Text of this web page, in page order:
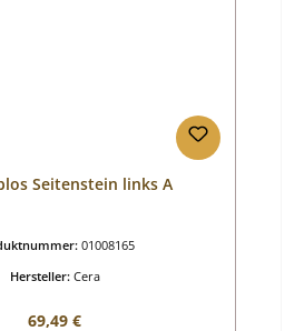
Seitenstein links A
01008165
Hersteller: Cera
Regulärer Preis:
69,49 €